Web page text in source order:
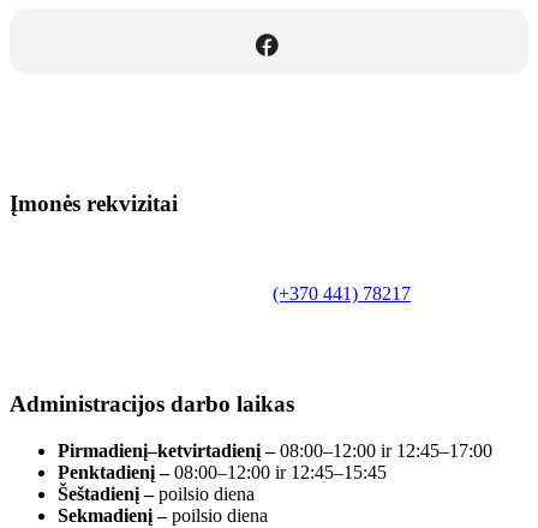
Įmonės rekvizitai
(+370 441) 78217
Administracijos darbo laikas
Pirmadienį–ketvirtadienį –08:00–12:00 ir 12:45–17:00
Penktadienį –08:00–12:00 ir 12:45–15:45
Šeštadienį –poilsio diena
Sekmadienį –poilsio diena